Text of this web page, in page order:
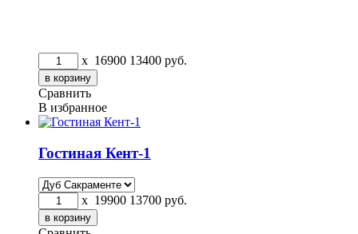
x 16900 13400 руб.
Сравнить
В избранное
Гостиная Кент-1
x 19900 13700 руб.